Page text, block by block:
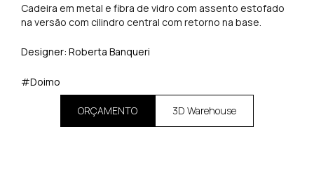
Cadeira em metal e fibra de vidro com assento estofado
na versão com cilindro central com retorno na base.
Designer: Roberta Banqueri
#Doimo
ORÇAMENTO 3D Warehouse